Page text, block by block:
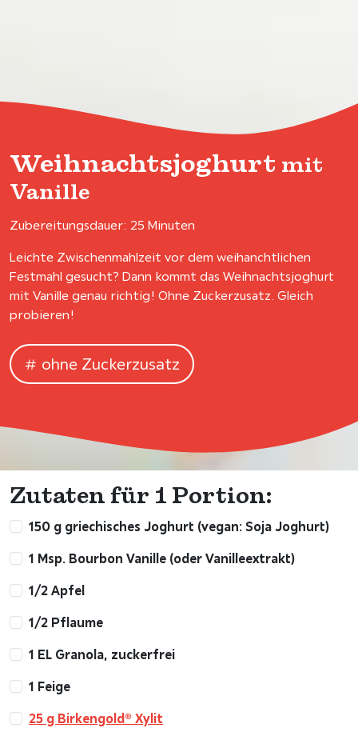
Weihnachtsjoghurt mit
Vanille
Zubereitungsdauer: 25 Minuten
Leichte Zwischenmahlzeit vor dem weihanchtlichen
Festmahl gesucht? Dann kommt das Weihnachtsjoghurt
mit Vanille genau richtig! Ohne Zuckerzusatz. Gleich
probieren!
ohne Zuckerzusatz
Zutaten für 1 Portion:
150 g griechisches Joghurt (vegan: Soja Joghurt)
1 Msp. Bourbon Vanille (oder Vanilleextrakt)
1/2 Apfel
1/2 Pflaume
1 EL Granola, zuckerfrei
1 Feige
25 g Birkengold® Xylit